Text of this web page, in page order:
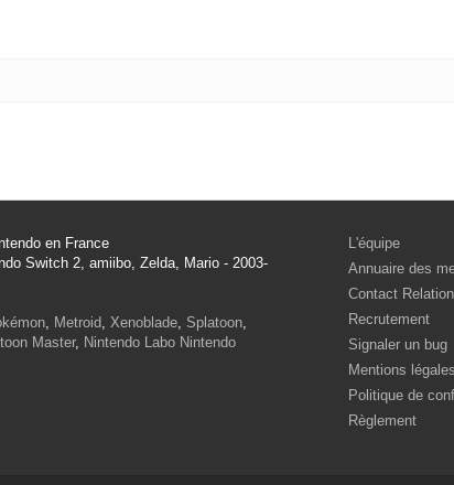
en France
Switch 2, amiibo, Zelda, Mario - 2003-
, Metroid Xenoblade, Splatoon,
Master, Nintendo Labo Nintendo
L'équipe
Annuaire des
Contact
Recrutement
Signaler un bug
Mentions légales
Politique de
Règlement